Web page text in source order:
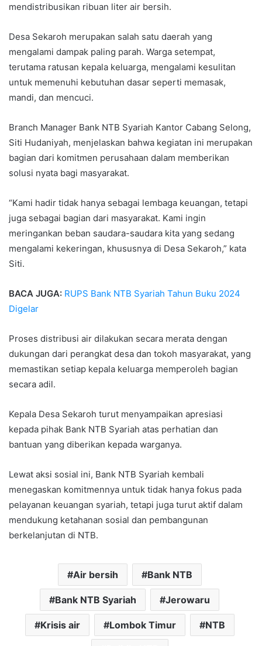
mendistribusikan ribuan liter air bersih.
Desa Sekaroh merupakan salah satu daerah yang
mengalami dampak paling parah. Warga setempat,
terutama ratusan kepala keluarga, mengalami kesulitan
untuk memenuhi kebutuhan dasar seperti memasak,
mandi, dan mencuci.
Branch Manager Bank NTB Syariah Kantor Cabang Selong,
Siti Hudaniyah, menjelaskan bahwa kegiatan ini merupakan
bagian dari komitmen perusahaan dalam memberikan
solusi nyata bagi masyarakat.
“Kami hadir tidak hanya sebagai lembaga keuangan, tetapi
juga sebagai bagian dari masyarakat. Kami ingin
meringankan beban saudara-saudara kita yang sedang
mengalami kekeringan, khususnya di Desa Sekaroh,” kata
Siti.
BACA JUGA: RUPS Bank NTB Syariah Tahun Buku 2024
Digelar
Proses distribusi air dilakukan secara merata dengan
dukungan dari perangkat desa dan tokoh masyarakat, yang
memastikan setiap kepala keluarga memperoleh bagian
secara adil.
Kepala Desa Sekaroh turut menyampaikan apresiasi
kepada pihak Bank NTB Syariah atas perhatian dan
bantuan yang diberikan kepada warganya.
Lewat aksi sosial ini, Bank NTB Syariah kembali
menegaskan komitmennya untuk tidak hanya fokus pada
pelayanan keuangan syariah, tetapi juga turut aktif dalam
mendukung ketahanan sosial dan pembangunan
berkelanjutan di NTB.
Air bersih Bank NTB
Bank NTB Syariah Jerowaru
Krisis air Lombok Timur NTB